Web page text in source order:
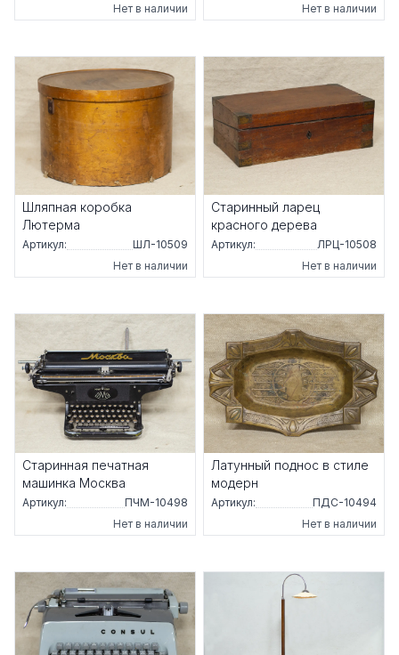
Нет в наличии
Нет в наличии
Шляпная коробка
Лютерма
Артикул:
ШЛ-10509
Нет в наличии
Старинный ларец
красного дерева
Артикул:
ЛРЦ-10508
Нет в наличии
Старинная печатная
машинка Москва
Артикул:
ПЧМ-10498
Нет в наличии
Латунный поднос в стиле
модерн
Артикул:
ПДС-10494
Нет в наличии